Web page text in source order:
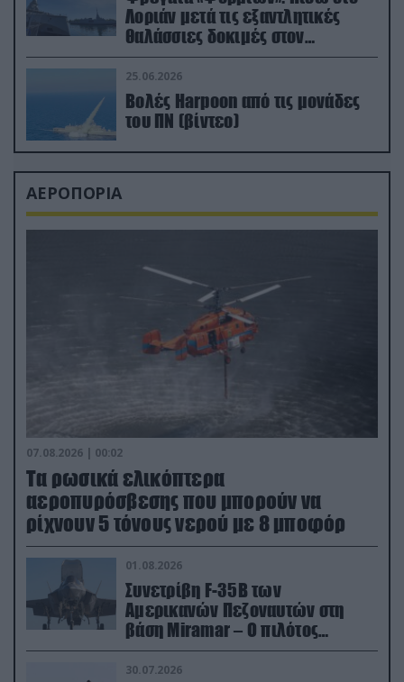
Λοριάν μετά τις εξαντλητικές
θαλάσσιες δοκιμές στον
απαιτητικό Βισκαϊκό
25.06.2026
Βολές Harpoon από τις μονάδες
του ΠΝ (βίντεο)
ΑΕΡΟΠΟΡΙΑ
07.08.2026 | 00:02
Τα ρωσικά ελικόπτερα
αεροπυρόσβεσης που μπορούν να
ρίχνουν 5 τόνους νερού με 8 μποφόρ
01.08.2026
Συνετρίβη F-35B των
Αμερικανών Πεζοναυτών στη
βάση Miramar – Ο πιλότος
εκτινάχθηκε εγκαίρως
30.07.2026